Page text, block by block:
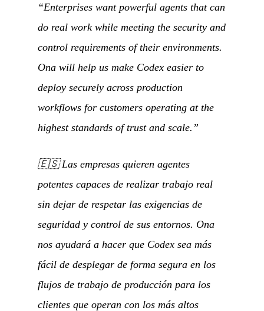
“Enterprises want powerful agents that can
do real work while meeting the security and
control requirements of their environments.
Ona will help us make Codex easier to
deploy securely across production
workflows for customers operating at the
highest standards of trust and scale.”
🇪🇸Las empresas quieren agentes
potentes capaces de realizar trabajo real
sin dejar de respetar las exigencias de
seguridad y control de sus entornos. Ona
nos ayudará a hacer que Codex sea más
fácil de desplegar de forma segura en los
flujos de trabajo de producción para los
clientes que operan con los más altos